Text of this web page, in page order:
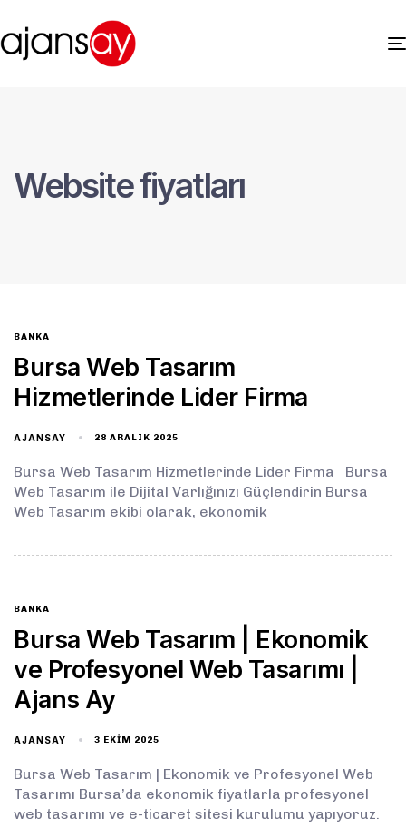
Website fiyatları
BANKA
Bursa Web Tasarım
Hizmetlerinde Lider Firma
AJANSAY 28 ARALIK 2025
Bursa Web Tasarım Hizmetlerinde Lider Firma Bursa
Web Tasarım ile Dijital Varlığınızı Güçlendirin Bursa
Web Tasarım ekibi olarak, ekonomik
BANKA
Bursa Web Tasarım | Ekonomik
ve Profesyonel Web Tasarımı |
Ajans Ay
AJANSAY 3 EKIM 2025
Bursa Web Tasarım | Ekonomik ve Profesyonel Web
Tasarımı Bursa’da ekonomik fiyatlarla profesyonel
web tasarımı ve e-ticaret sitesi kurulumu yapıyoruz.